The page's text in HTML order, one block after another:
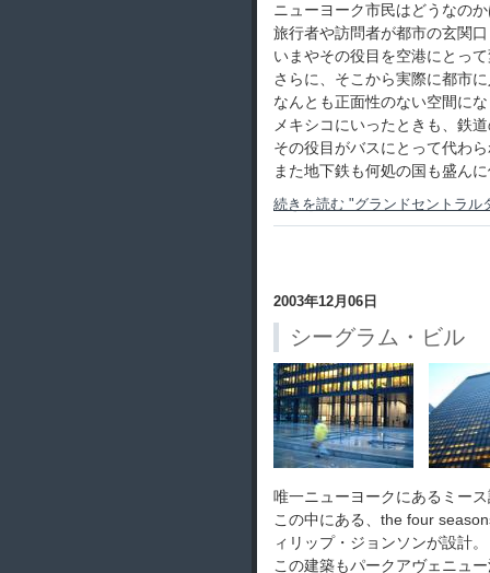
ニューヨーク市民はどうなの
旅行者や訪問者が都市の玄関
いまやその役目を空港にとっ
さらに、そこから実際に都市
なんとも正面性のない空間に
メキシコにいったときも、鉄
その役目がバスにとって代わ
また地下鉄も何処の国も盛ん
続きを読む "グランドセントラル
2003年12月06日
シーグラム・ビル
唯一ニューヨークにあるミー
この中にある、the four
ィリップ・ジョンソンが設計。
この建築もパークアヴェニュ